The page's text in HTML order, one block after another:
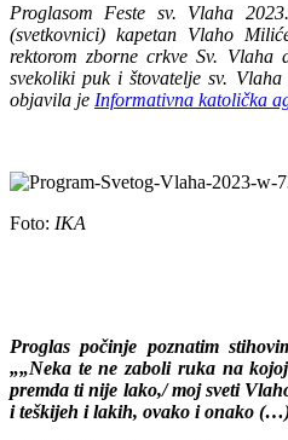
Proglasom Feste sv. Vlaha
(svetkovnici) kapetan Vlaho
rektorom zborne crkve Sv. Vlaha
svekoliki puk i štovatelje sv.
objavila je Informativna katolička
Foto: IKA
Proglas počinje poznatim
„„Neka te ne zaboli ruka na
premda ti nije lako,/ moj sveti
i teškijeh i lakih, ovako i onako